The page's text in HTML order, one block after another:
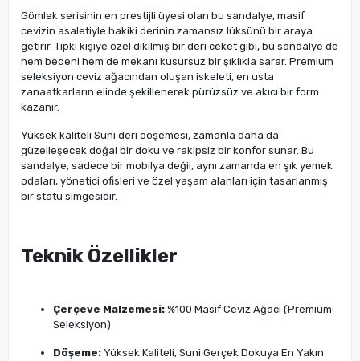
Gömlek serisinin en prestijli üyesi olan bu sandalye, masif
cevizin asaletiyle hakiki derinin zamansız lüksünü bir araya
getirir. Tıpkı kişiye özel dikilmiş bir deri ceket gibi, bu sandalye de
hem bedeni hem de mekanı kusursuz bir şıklıkla sarar. Premium
seleksiyon ceviz ağacından oluşan iskeleti, en usta
zanaatkarların elinde şekillenerek pürüzsüz ve akıcı bir form
kazanır.
Yüksek kaliteli Suni deri döşemesi, zamanla daha da
güzelleşecek doğal bir doku ve rakipsiz bir konfor sunar. Bu
sandalye, sadece bir mobilya değil, aynı zamanda en şık yemek
odaları, yönetici ofisleri ve özel yaşam alanları için tasarlanmış
bir statü simgesidir.
Teknik Özellikler
Çerçeve Malzemesi: %100 Masif Ceviz Ağacı (Premium
Seleksiyon)
Döşeme: Yüksek Kaliteli, Suni Gerçek Dokuya En Yakın